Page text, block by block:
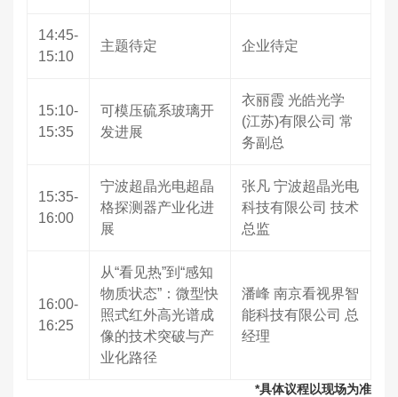
14:45-
15:10
主题待定 企业待定
15:10-
15:35
可模压硫系玻璃开
发进展
衣丽霞 光皓光学
(江苏)有限公司 常
务副总
15:35-
16:00
宁波超晶光电超晶
格探测器产业化进
展
张凡 宁波超晶光电
科技有限公司 技术
总监
16:00-
16:25
从“看见热”到“感知
物质状态”：微型快
照式红外高光谱成
像的技术突破与产
业化路径
潘峰 南京看视界智
能科技有限公司 总
经理
*具体议程以现场为准